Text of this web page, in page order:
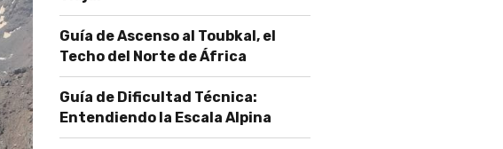
Guía de Ascenso al Toubkal, el
Techo del Norte de África
Guía de Dificultad Técnica:
Entendiendo la Escala Alpina